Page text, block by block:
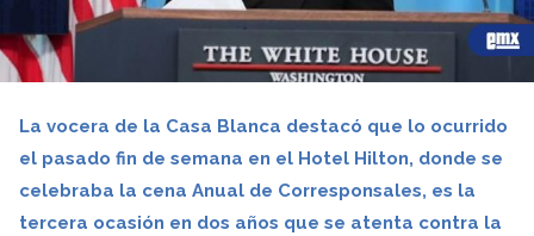
La vocera de la Casa Blanca destacó que lo ocurrido
el pasado fin de semana en el Hotel Hilton, donde se
celebraba la cena Anual de Corresponsales, es la
tercera ocasión en dos años que se atenta contra la